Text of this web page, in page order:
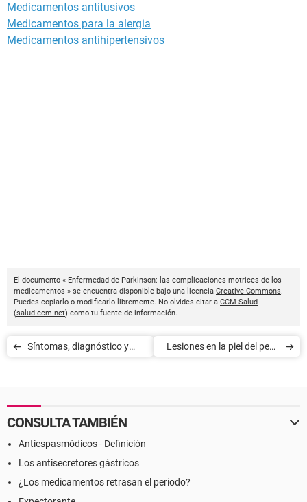
Medicamentos antitusivos
Medicamentos para la alergia
Medicamentos antihipertensivos
El documento « Enfermedad de Parkinson: las complicaciones motrices de los
medicamentos » se encuentra disponible bajo una licencia Creative Commons.
Puedes copiarlo o modificarlo libremente. No olvides citar a CCM Salud
(salud.ccm.net) como tu fuente de información.
Síntomas, diagnóstico y
Lesiones en la piel del pene
CONSULTA TAMBIÉN
Antiespasmódicos - Definición
Los antisecretores gástricos
¿Los medicamentos retrasan el periodo?